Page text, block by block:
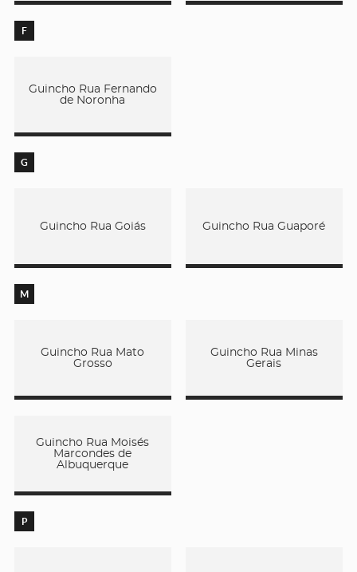
F
Guincho Rua Fernando
de Noronha
G
Guincho Rua Goiás Guincho Rua Guaporé
M
Guincho Rua Mato
Grosso
Guincho Rua Minas
Gerais
Guincho Rua Moisés
Marcondes de
Albuquerque
P